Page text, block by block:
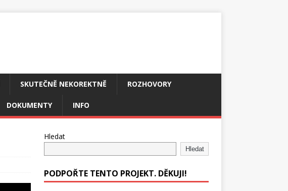
SKUTEČNĚ NEKOREKTNĚ ROZHOVORY
DOKUMENTY INFO
Hledat
Hledat
PODPOŘTE TENTO PROJEKT. DĚKUJI!